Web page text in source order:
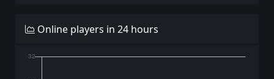
Online players in 24 hours